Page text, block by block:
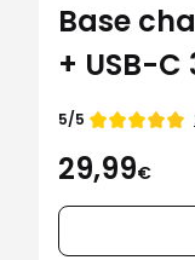
Base
+ USB-C
Note
5/5
29,99€